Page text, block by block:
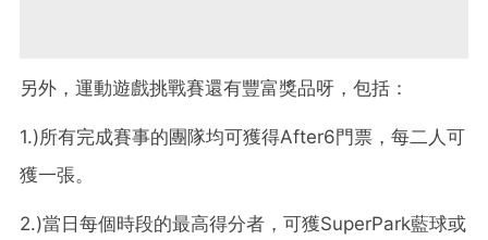
另外，運動遊戲挑戰賽還有豐富獎品呀，包括：
1.)所有完成賽事的團隊均可獲得After6門票，每二人可
獲一張。
2.)當日每個時段的最高得分者，可獲SuperPark藍球或